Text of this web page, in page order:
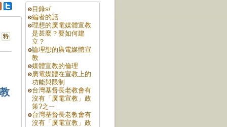
目錄s/
編者的話
理想的廣電媒體宣教
是甚麼？要如何建
立？
論理想的廣電媒體宣
教
媒體宣教的倫理
廣電媒體在宣教上的
功能與限制
台灣基督長老教會有
沒有「廣電宣教」政
策?之ㄧ
台灣基督長老教會有
沒有「廣電宣教」政